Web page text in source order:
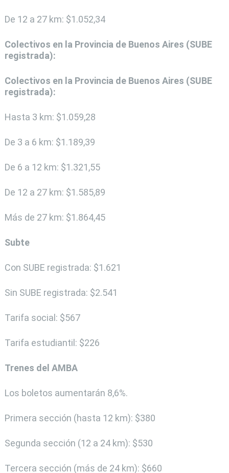
De 12 a 27 km: $1.052,34
Colectivos en la Provincia de Buenos Aires (SUBE
registrada):
Colectivos en la Provincia de Buenos Aires (SUBE
registrada):
Hasta 3 km: $1.059,28
De 3 a 6 km: $1.189,39
De 6 a 12 km: $1.321,55
De 12 a 27 km: $1.585,89
Más de 27 km: $1.864,45
Subte
Con SUBE registrada: $1.621
Sin SUBE registrada: $2.541
Tarifa social: $567
Tarifa estudiantil: $226
Trenes del AMBA
Los boletos aumentarán 8,6%.
Primera sección (hasta 12 km): $380
Segunda sección (12 a 24 km): $530
Tercera sección (más de 24 km): $660